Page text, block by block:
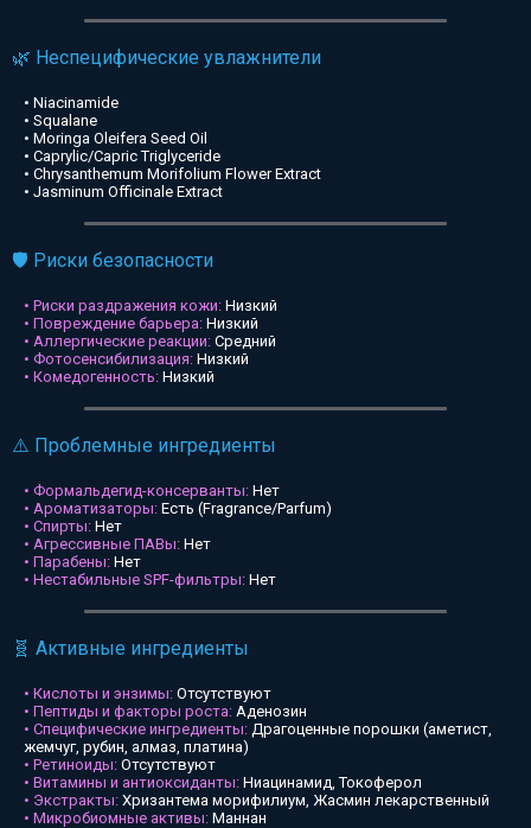
🌿 Неспецифические увлажнители
• Niacinamide
• Squalane
• Moringa Oleifera Seed Oil
• Caprylic/Capric Triglyceride
• Chrysanthemum Morifolium Flower Extract
• Jasminum Officinale Extract
🛡️ Риски безопасности
• Риски раздражения кожи: Низкий
• Повреждение барьера: Низкий
• Аллергические реакции: Средний
• Фотосенсибилизация: Низкий
• Комедогенность: Низкий
⚠️ Проблемные ингредиенты
• Формальдегид-консерванты: Нет
• Ароматизаторы: Есть (Fragrance/Parfum)
• Спирты: Нет
• Агрессивные ПАВы: Нет
• Парабены: Нет
• Нестабильные SPF-фильтры: Нет
🧬 Активные ингредиенты
• Кислоты и энзимы: Отсутствуют
• Пептиды и факторы роста: Аденозин
• Специфические ингредиенты: Драгоценные порошки (аметист,
жемчуг, рубин, алмаз, платина)
• Ретиноиды: Отсутствуют
• Витамины и антиоксиданты: Ниацинамид, Токоферол
• Экстракты: Хризантема морифилиум, Жасмин лекарственный
• Микробиомные активы: Маннан